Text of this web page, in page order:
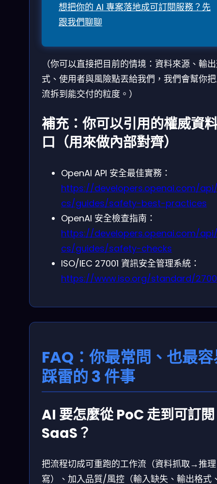
想把你的 AI 專案落地成可訂閱服務？先
跟我們聊聊
（你可以直接把目前的情境：資料來源、輸
式、使用者與風險點丟給我們，我們會幫你
流拆到能交付的粒度。）
補充：你可以引用的權威資
口（用來做內部對齊）
OpenAI API 安全最佳實務：
https://developers.openai.com/
cs/guides/safety-best-practices
OpenAI 安全檢查指南：
https://developers.openai.com/
cs/guides/safety-checks
ISO/IEC 27001 資訊安全管理系統：
https://www.iso.org/standard/
FAQ：你最常問、也最
踩雷的 3 件事
AI 要怎麼從 PoC 走到可訂閱
SaaS？
把流程切成可重跑的工作流（資料抓取→推
寫）、加入品質/風控（輸入缺失、輸出格式